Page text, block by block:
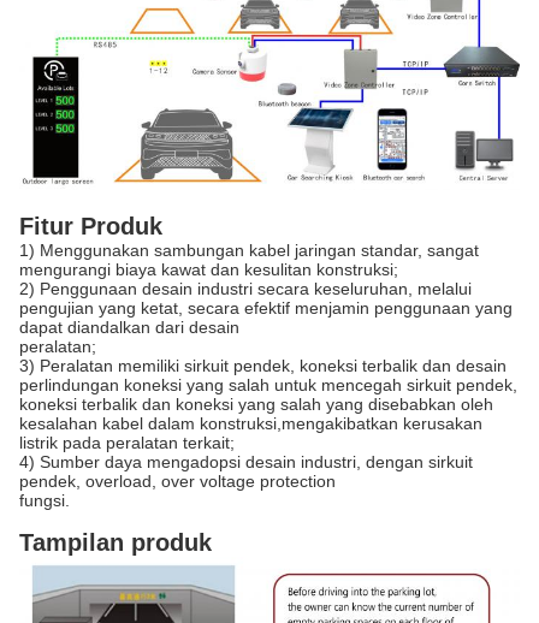
Fitur Produk
1) Menggunakan sambungan kabel jaringan standar, sangat
mengurangi biaya kawat dan kesulitan konstruksi;
2) Penggunaan desain industri secara keseluruhan, melalui
pengujian yang ketat, secara efektif menjamin penggunaan yang
dapat diandalkan dari desain
peralatan;
3) Peralatan memiliki sirkuit pendek, koneksi terbalik dan desain
perlindungan koneksi yang salah untuk mencegah sirkuit pendek,
koneksi terbalik dan koneksi yang salah yang disebabkan oleh
kesalahan kabel dalam konstruksi,mengakibatkan kerusakan
listrik pada peralatan terkait;
4) Sumber daya mengadopsi desain industri, dengan sirkuit
pendek, overload, over voltage protection
fungsi.
Tampilan produk